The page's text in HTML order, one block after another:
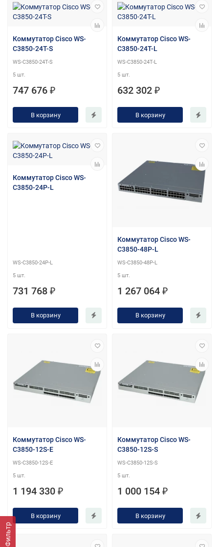
Фильтр
Коммутатор Cisco WS-
C3850-24T-S
WS-C3850-24T-S
5 шт.
747 676 ₽
В корзину
Коммутатор Cisco WS-
C3850-24T-L
WS-C3850-24T-L
5 шт.
632 302 ₽
В корзину
Коммутатор Cisco WS-
C3850-24P-L
WS-C3850-24P-L
5 шт.
731 768 ₽
В корзину
Коммутатор Cisco WS-
C3850-48P-L
WS-C3850-48P-L
5 шт.
1 267 064 ₽
В корзину
Коммутатор Cisco WS-
C3850-12S-E
WS-C3850-12S-E
5 шт.
1 194 330 ₽
В корзину
Коммутатор Cisco WS-
C3850-12S-S
WS-C3850-12S-S
5 шт.
1 000 154 ₽
В корзину